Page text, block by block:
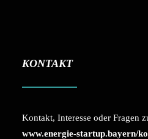
KONTAKT
Kontakt, Interesse oder Fragen
www.energie-startup.bayern/